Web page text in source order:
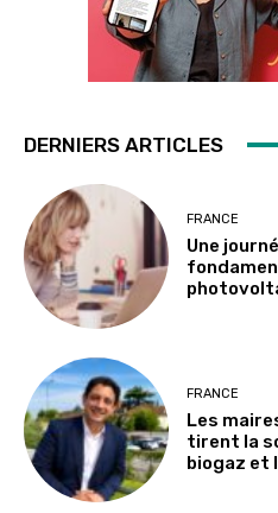
DERNIERS ARTICLES
FRANCE
Une
FRANCE
Les
tirent la
biogaz et